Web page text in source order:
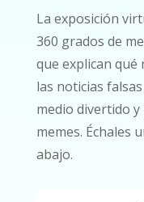
La exposición
360 grados de
que explican qué
las noticias
medio divertido
memes. Échales
abajo.